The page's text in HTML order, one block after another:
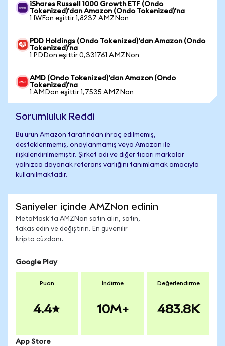
iShares Russell 1000 Growth ETF (Ondo
Tokenized)'dan Amazon (Ondo Tokenized)'na
1 IWFon eşittir 1,8237 AMZNon
PDD Holdings (Ondo Tokenized)'dan Amazon (Ondo
Tokenized)'na
1 PDDon eşittir 0,331761 AMZNon
AMD (Ondo Tokenized)'dan Amazon (Ondo
Tokenized)'na
1 AMDon eşittir 1,7535 AMZNon
Sorumluluk Reddi
Bu ürün Amazon tarafından ihraç edilmemiş,
desteklenmemiş, onaylanmamış veya Amazon ile
ilişkilendirilmemiştir. Şirket adı ve diğer ticari markalar
yalnızca dayanak referans varlığını tanımlamak amacıyla
kullanılmaktadır.
Saniyeler içinde AMZNon edinin
MetaMask'ta AMZNon satın alın, satın,
takas edin ve değiştirin. En güvenilir
kripto cüzdanı.
Google Play
Puan
4.4
İndirme
10M+
Değerlendirme
483.8K
App Store